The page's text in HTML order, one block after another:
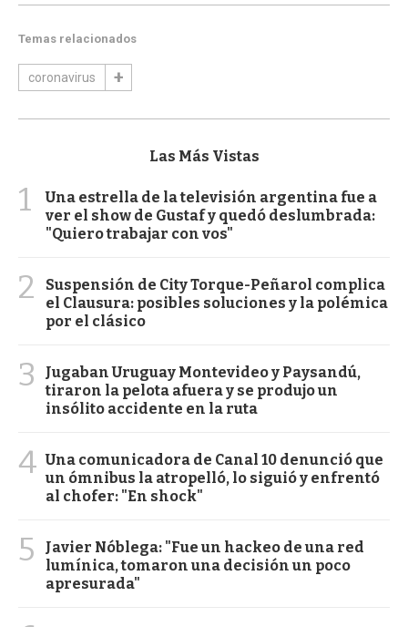
Temas relacionados
coronavirus
Las Más Vistas
1
Una estrella de la televisión argentina fue a
ver el show de Gustaf y quedó deslumbrada:
"Quiero trabajar con vos"
2
Suspensión de City Torque-Peñarol complica
el Clausura: posibles soluciones y la polémica
por el clásico
3
Jugaban Uruguay Montevideo y Paysandú,
tiraron la pelota afuera y se produjo un
insólito accidente en la ruta
4 Una comunicadora de Canal 10 denunció que
un ómnibus la atropelló, lo siguió y enfrentó
al chofer: "En shock"
5
Javier Nóblega: "Fue un hackeo de una red
lumínica, tomaron una decisión un poco
apresurada"